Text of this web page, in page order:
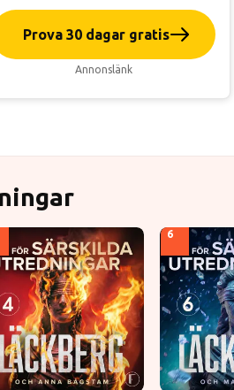
Prova 30 dagar gratis
Annonslänk
6